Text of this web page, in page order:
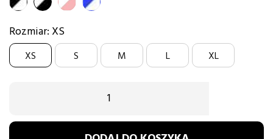
czarno-
biały
biały-
czarny
biały-
różowy
niebieski-
Rozmiar: XS
XS S M L XL